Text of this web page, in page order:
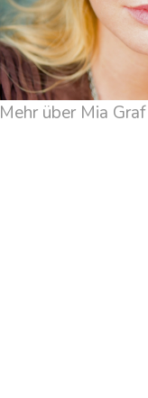
Mehr über Mia Graf